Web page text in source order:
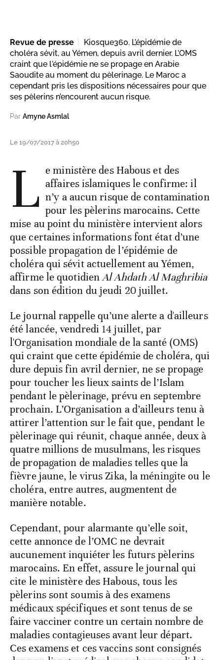
Revue de presse
Kiosque360. L’épidémie de
choléra sévit, au Yémen, depuis avril dernier. L’OMS
craint que l'épidémie ne se propage en Arabie
Saoudite au moment du pèlerinage. Le Maroc a
cependant pris les dispositions nécessaires pour que
ses pèlerins n’encourent aucun risque.
Par Amyne Asmlal
Le 19/07/2017 à 20h50
L e ministère des Habous et des
affaires islamiques le confirme: il
n’y a aucun risque de contamination
pour les pèlerins marocains. Cette
mise au point du ministère intervient alors
que certaines informations font état d’une
possible propagation de l’épidémie de
choléra qui sévit actuellement au Yémen,
affirme le quotidienAl Ahdath Al Maghribia
dans son édition du jeudi 20 juillet.
Le journal rappelle qu’une alerte a d'ailleurs
été lancée, vendredi 14 juillet, par
l'Organisation mondiale de la santé (OMS)
qui craint que cette épidémie de choléra, qui
dure depuis fin avril dernier, ne se propage
pour toucher les lieux saints de l’Islam
pendant le pèlerinage, prévu en septembre
prochain. L’Organisation a d’ailleurs tenu à
attirer l’attention sur le fait que, pendant le
pèlerinage qui réunit, chaque année, deux à
quatre millions de musulmans, les risques
de propagation de maladies telles que la
fièvre jaune, le virus Zika, la méningite ou le
choléra, entre autres, augmentent de
manière notable.
Cependant, pour alarmante qu’elle soit,
cette annonce de l’OMC ne devrait
aucunement inquiéter les futurs pèlerins
marocains. En effet, assure le journal qui
cite le ministère des Habous, tous les
pèlerins sont soumis à des examens
médicaux spécifiques et sont tenus de se
faire vacciner contre un certain nombre de
maladies contagieuses avant leur départ.
Ces examens et ces vaccins sont consignés